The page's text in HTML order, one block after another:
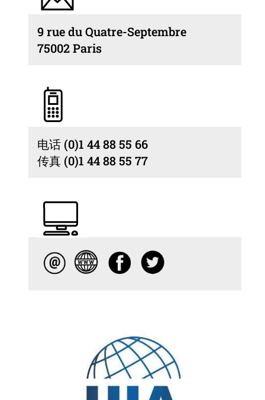
9 rue du Quatre-Septembre
75002 Paris
电话 (0)1 44 88 55 66
传真 (0)1 44 88 55 77